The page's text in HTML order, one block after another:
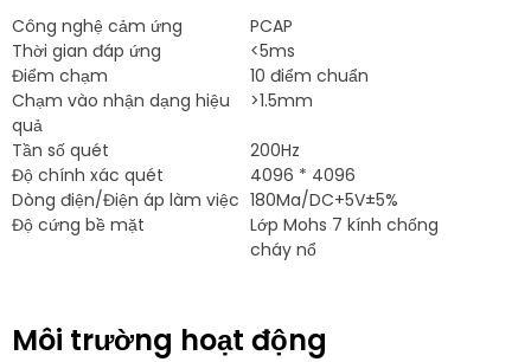
Công nghệ cảm ứng
PCAP
Thời gian đáp ứng
<5ms
Điểm chạm
10 điểm chuẩn
Chạm vào nhận dạng hiệu
quả
>1.5mm
Tần số quét
200Hz
Độ chính xác quét
4096 * 4096
Dòng điện/Điện áp làm việc 180Ma/DC+5V±5%
Độ cứng bề mặt
Lớp Mohs 7 kính chống
cháy nổ
Môi trường hoạt động